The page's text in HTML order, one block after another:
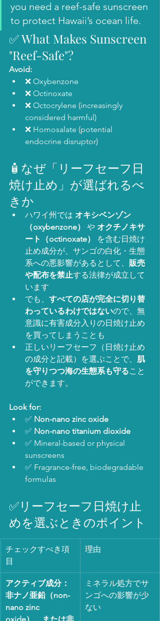
you need a reef-safe sunscreen
to protect Hawaii’s ocean life.
✅ What Makes Sunscreen
"Reef-Safe"?
Avoid:
❌ Oxybenzone
❌ Octinoxate
❌ Octocrylene (increasingly
considered harmful)
❌ Homosalate (potential
endocrine disruptor)
🧴なぜ「リーフセーフ日
焼け止め」が選ばれるべ
きか
ハワイ州では オキシベンゾン
（oxybenzone）
や オクチノキサ
ート（octinoxate）
を含む日焼け
止め成分が、サンゴの白化・生態
系への悪影響があるとして、 販売
や配布を禁止する法律が成立して
います
でも、 すべての店が完全に切り替
わっているわけではないので、無
意識に有害成分入りの日焼け止め
を買ってしまうことも
正しいリーフセーフ（日焼け止め
の成分と記載）を選ぶことで、 肌
を守りつつ海の生態系も守ること
ができます。
Look for:
✅ Non-nano zinc oxide
✅ Non-nano titanium dioxide
✅ Mineral-based or physical
sunscreens
✅ Fragrance-free, biodegradable
formulas
✅リーフセーフ日焼け止
めを選ぶときのポイント
チェックすべき項
目
理由
アクティブ成分：
非ナノ亜鉛（non-
nano zinc
ミネラル処方でサ
ンゴへの影響が少
ない